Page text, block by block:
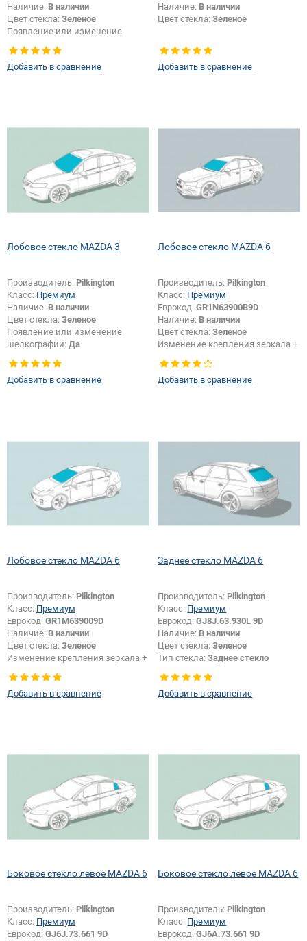
Наличие: В наличии
Цвет стекла: Зеленое
Появление или изменение
Добавить в сравнение
Наличие: В наличии
Цвет стекла:Зеленое
Добавить в сравнение
Лобовое стекло MAZDA 3
Производитель: Pilkington
Класс: Премиум
Наличие: В наличии
Цвет стекла: Зеленое
Появление или изменение
шелкографии: Да
Добавить в сравнение
Лобовое стекло MAZDA 6
Производитель: Pilkington
Класс: Премиум
Еврокод:GR1N63900B9D
Наличие: В наличии
Цвет стекла:Зеленое
Изменение крепления зеркала +
шелкографии:
Добавить в сравнение
Лобовое стекло MAZDA 6
Производитель: Pilkington
Класс: Премиум
Еврокод: GR1M639009D
Наличие: В наличии
Цвет стекла: Зеленое
Изменение крепления зеркала +
Добавить в сравнение
Заднее стекло MAZDA 6
Производитель: Pilkington
Класс: Премиум
Еврокод:GJ8J.63.930L 9D
Наличие: В наличии
Цвет стекла:Зеленое
Тип стекла:Заднее стекло
Добавить в сравнение
Боковое стекло левое MAZDA 6
Производитель: Pilkington
Класс: Премиум
Еврокод: GJ6J.73.661 9D
Боковое стекло левое MAZDA 6
Производитель: Pilkington
Класс: Премиум
Еврокод:GJ6A.73.661 9D